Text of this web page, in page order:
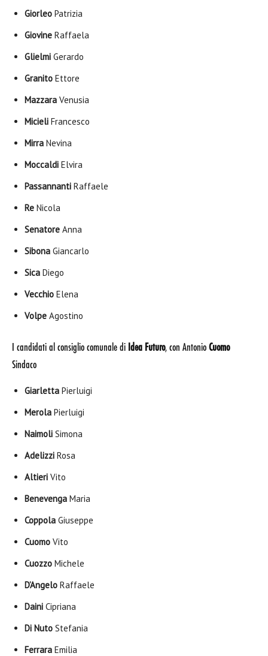
Giorleo Patrizia
Giovine Raffaela
Glielmi Gerardo
Granito Ettore
Mazzara Venusia
Micieli Francesco
Mirra Nevina
Moccaldi Elvira
Passannanti Raffaele
Re Nicola
Senatore Anna
Sibona Giancarlo
Sica Diego
Vecchio Elena
Volpe Agostino
I candidati al consiglio comunale di Idea Futuro, con Antonio Cuomo
Sindaco
Giarletta Pierluigi
Merola Pierluigi
Naimoli Simona
Adelizzi Rosa
Altieri Vito
Benevenga Maria
Coppola Giuseppe
Cuomo Vito
Cuozzo Michele
D’Angelo Raffaele
Daini Cipriana
Di Nuto Stefania
Ferrara Emilia